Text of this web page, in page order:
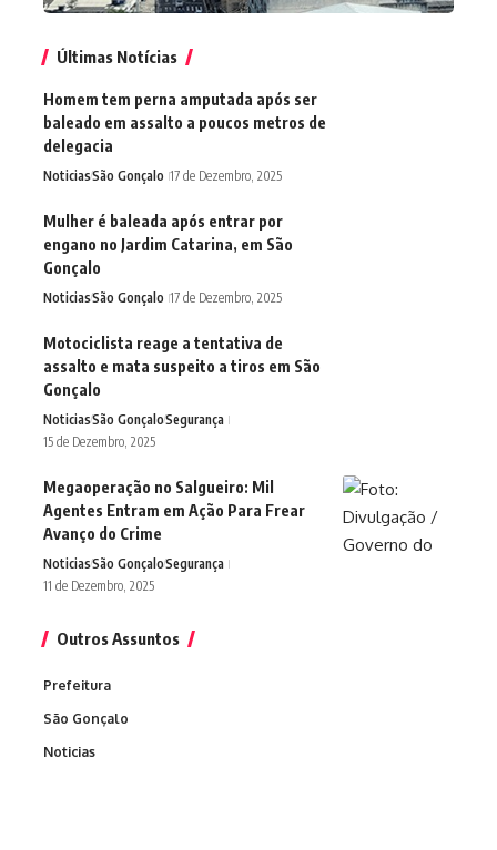
Últimas Notícias
Homem tem perna amputada após ser
baleado em assalto a poucos metros de
delegacia
NoticiasSão Gonçalo 17 de Dezembro, 2025
Mulher é baleada após entrar por
engano no Jardim Catarina, em São
Gonçalo
NoticiasSão Gonçalo 17 de Dezembro, 2025
Motociclista reage a tentativa de
assalto e mata suspeito a tiros em São
Gonçalo
NoticiasSão GonçaloSegurança
15 de Dezembro, 2025
Megaoperação no Salgueiro: Mil
Agentes Entram em Ação Para Frear
Avanço do Crime
NoticiasSão GonçaloSegurança
11 de Dezembro, 2025
Outros Assuntos
Prefeitura
São Gonçalo
Noticias